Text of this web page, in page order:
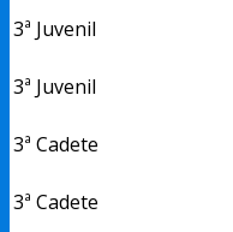
3ª Juvenil
3ª Juvenil
3ª Cadete
3ª Cadete